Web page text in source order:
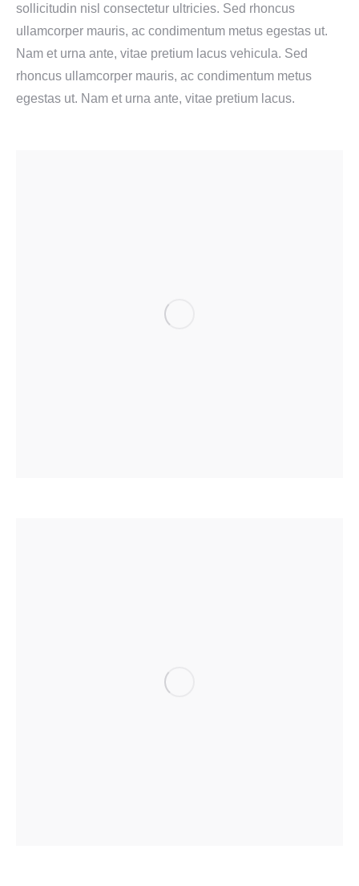
sollicitudin nisl consectetur ultricies. Sed rhoncus
ullamcorper mauris, ac condimentum metus egestas ut.
Nam et urna ante, vitae pretium lacus vehicula. Sed
rhoncus ullamcorper mauris, ac condimentum metus
egestas ut. Nam et urna ante, vitae pretium lacus.